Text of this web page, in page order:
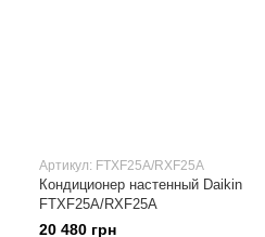
Артикул: FTXF25A/RXF25A
Кондиционер настенный Daikin
FTXF25A/RXF25A
20 480 грн